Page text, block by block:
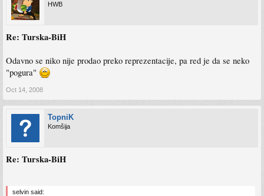
HWB
Re: Turska-BiH
Odavno se niko nije prodao preko reprezentacije, pa red je da se neko
"pogura"
Oct 14, 2008
TopniK
Komšija
Re: Turska-BiH
selvin said: